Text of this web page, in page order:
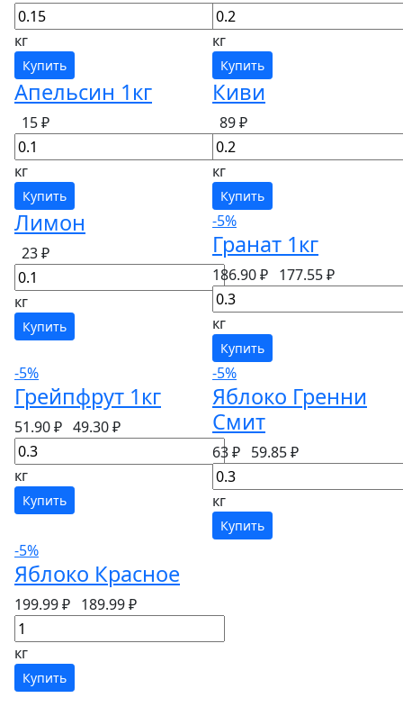
кг
Купить
кг
Купить
Апельсин 1кг
15 ₽
кг
Купить
Киви
89 ₽
кг
Купить
Лимон
23 ₽
кг
Купить
-5%
Гранат 1кг
186.90 ₽ 177.55 ₽
кг
Купить
-5%
Грейпфрут 1кг
51.90 ₽ 49.30 ₽
кг
Купить
-5%
Яблоко Гренни
Смит
63 ₽ 59.85 ₽
кг
Купить
-5%
Яблоко Красное
199.99 ₽ 189.99 ₽
кг
Купить